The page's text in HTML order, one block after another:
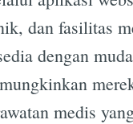
dan fasilitas
dengan
medis